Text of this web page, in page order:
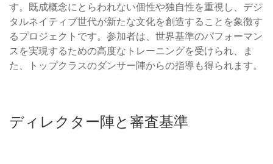
す。既成概念にとらわれない個性や独自性を重視し、デジ
タルネイティブ世代が新たな文化を創造することを象徴す
るプロジェクトです。参加者は、世界基準のパフォーマン
スを実現するための高度なトレーニングを受けられ、ま
た、トップクラスのダンサー陣からの指導も得られます。
ディレクター陣と審査基準